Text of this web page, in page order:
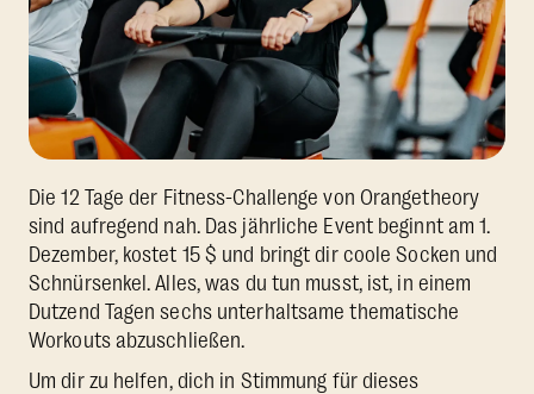
Die 12 Tage der Fitness-Challenge von Orangetheory
sind aufregend nah. Das jährliche Event beginnt am 1.
Dezember, kostet 15 $ und bringt dir coole Socken und
Schnürsenkel. Alles, was du tun musst, ist, in einem
Dutzend Tagen sechs unterhaltsame thematische
Workouts abzuschließen.
Um dir zu helfen, dich in Stimmung für dieses